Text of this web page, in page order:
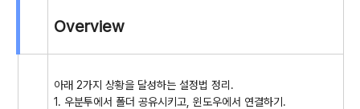
Overview
아래 2가지 상황을 달성하는 설정법 정리.
1. 우분투에서 폴더 공유시키고, 윈도우에서 연결하기.